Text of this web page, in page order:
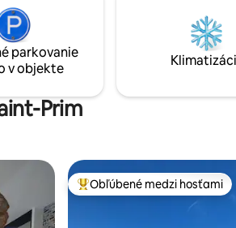
v
parkovanie
v objekte
Prim
Najobľúbenejšie medzi hosťami
Obľúbené medzi hosťami